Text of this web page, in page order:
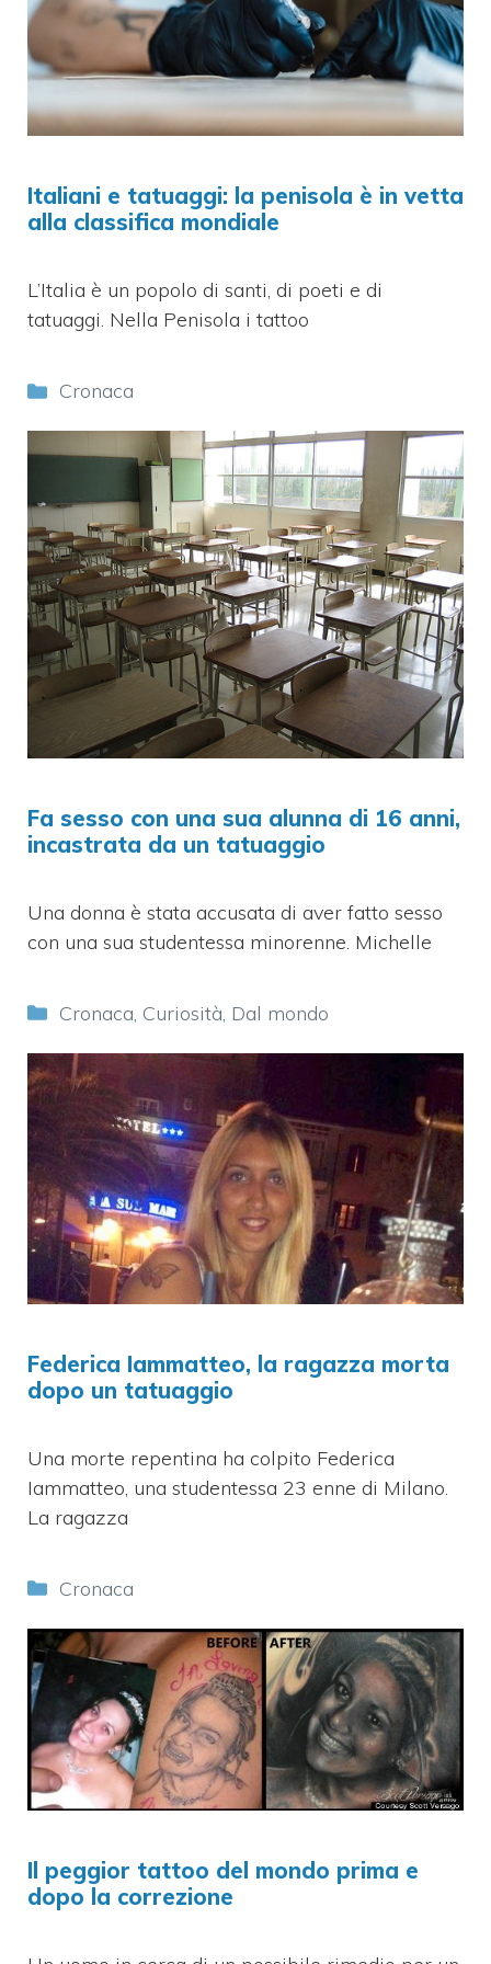
Italiani e tatuaggi: la penisola è in vetta
alla classifica mondiale
L’Italia è un popolo di santi, di poeti e di
tatuaggi. Nella Penisola i tattoo
Categorie
Cronaca
Fa sesso con una sua alunna di 16 anni,
incastrata da un tatuaggio
Una donna è stata accusata di aver fatto sesso
con una sua studentessa minorenne. Michelle
Categorie
Cronaca, Curiosità, Dal mondo
Federica Iammatteo, la ragazza morta
dopo un tatuaggio
Una morte repentina ha colpito Federica
Iammatteo, una studentessa 23 enne di Milano.
La ragazza
Categorie
Cronaca
Il peggior tattoo del mondo prima e
dopo la correzione